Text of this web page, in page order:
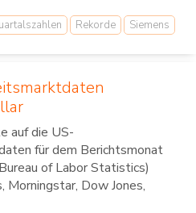
Rekorde Siemens
auf die US-
für dem Berichtsmonat
of Labor Statistics)
Morningstar, Dow Jones,